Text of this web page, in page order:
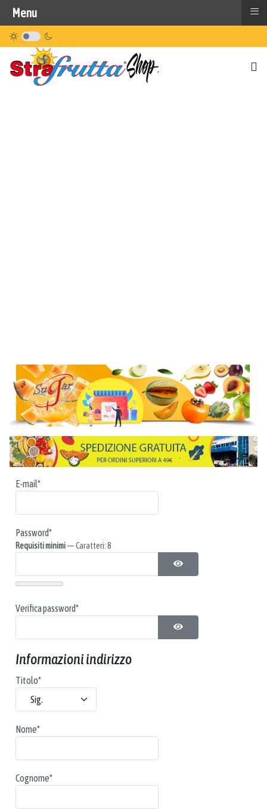
E-mail*
Password*
Requisiti minimi— Caratteri: 8
MOSTRA PASSWORD
Verifica password*
MOSTRA PASSWORD
Informazioni indirizzo
Titolo*
Nome*
Cognome*
Menu ≡